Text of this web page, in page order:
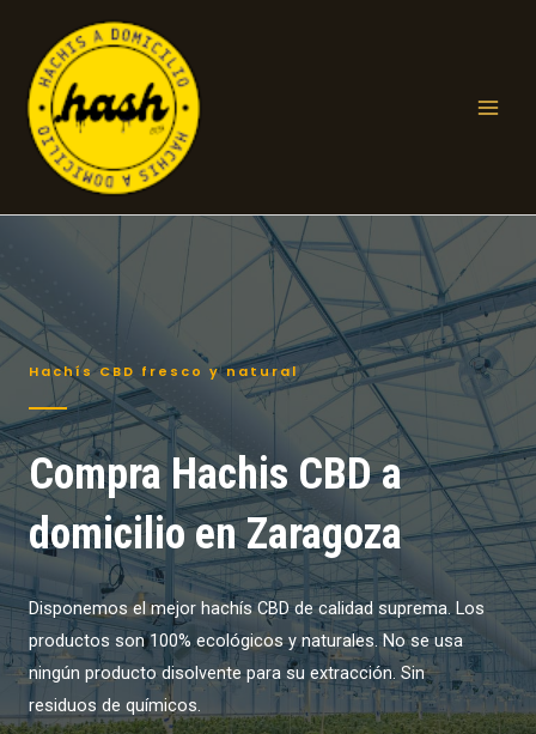
contenido
Hachís CBD fresco y natural
Compra Hachis CBD a
domicilio en Zaragoza
Disponemos el mejor hachís CBD de calidad suprema. Los
productos son 100% ecológicos y naturales. No se usa
ningún producto disolvente para su extracción. Sin
residuos de químicos.